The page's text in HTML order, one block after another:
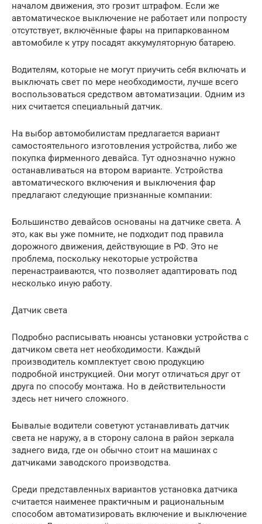
началом движения, это грозит штрафом. Если же
автоматическое выключение не работает или попросту
отсутствует, включённые фары на припаркованном
автомобиле к утру посадят аккумуляторную батарею.
Водителям, которые не могут приучить себя включать и
выключать свет по мере необходимости, лучше всего
воспользоваться средством автоматизации. Одним из
них считается специальный датчик.
На выбор автомобилистам предлагается вариант
самостоятельного изготовления устройства, либо же
покупка фирменного девайса. Тут однозначно нужно
останавливаться на втором варианте. Устройства
автоматического включения и выключения фар
предлагают следующие признанные компании:
Большинство девайсов основаны на датчике света. А
это, как вы уже помните, не подходит под правила
дорожного движения, действующие в РФ. Это не
проблема, поскольку некоторые устройства
перенастраиваются, что позволяет адаптировать под
несколько иную работу.
Датчик света
Подробно расписывать нюансы установки устройства с
датчиком света нет необходимости. Каждый
производитель комплектует свою продукцию
подробной инструкцией. Они могут отличаться друг от
друга по способу монтажа. Но в действительности
здесь нет ничего сложного.
Бывалые водители советуют устанавливать датчик
света не наружу, а в сторону салона в район зеркала
заднего вида, где он обычно стоит на машинах с
датчиками заводского производства.
Среди представленных вариантов установка датчика
считается наименее практичным и рациональным
способом автоматизировать включение и выключение